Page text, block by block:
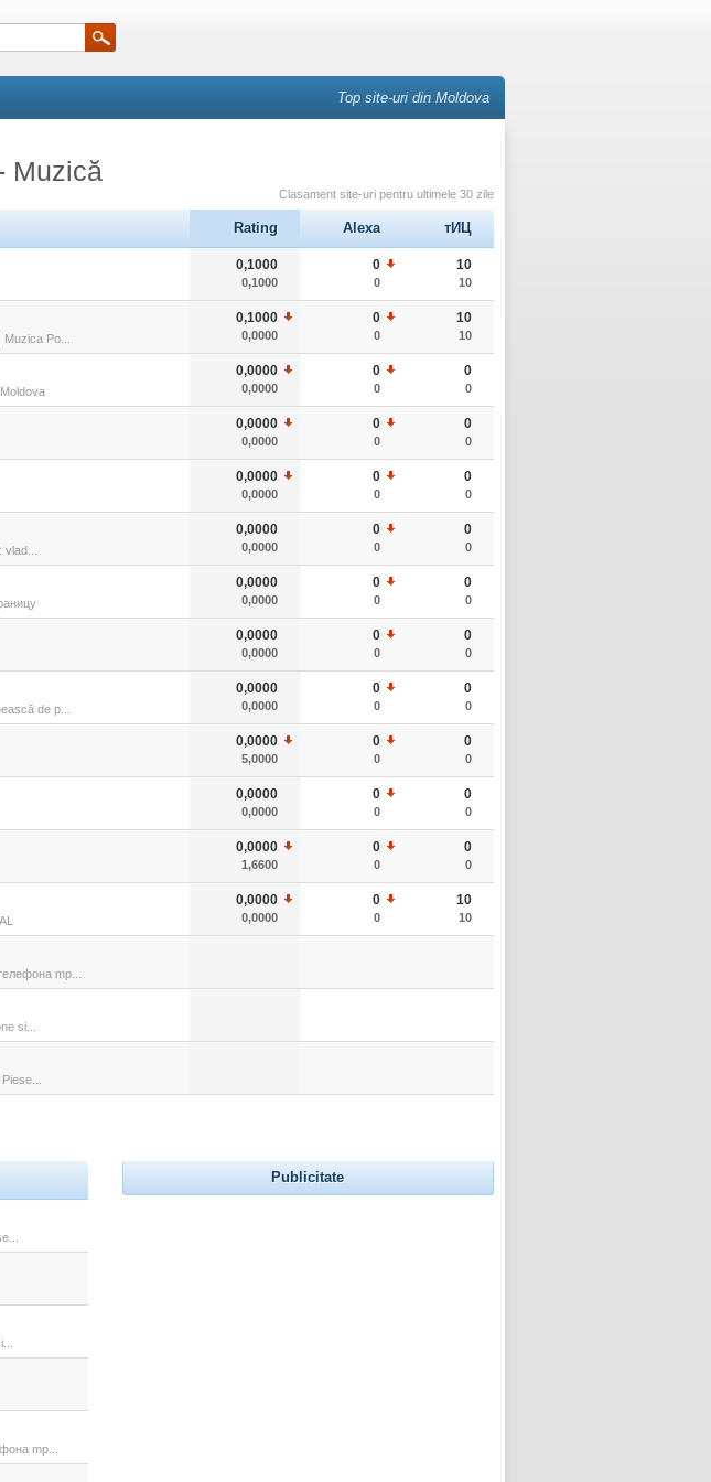
Top site-uri din Moldova
Muzică
Clasament site-uri pentru ultimele 30 zile
Rating Alexa тИЦ
0,1000
0,1000
0
0
10
10
Po...
0,1000
0,0000
0
0
10
10
0,0000
0,0000
0
0
0
0
0,0000
0,0000
0
0
0
0
0,0000
0,0000
0
0
0
0
0,0000
0,0000
0
0
0
0
0,0000
0,0000
0
0
0
0
0,0000
0,0000
0
0
0
0
de p...
0,0000
0,0000
0
0
0
0
0,0000
5,0000
0
0
0
0
0,0000
0,0000
0
0
0
0
0,0000
1,6600
0
0
0
0
0,0000
0,0000
0
0
10
10
mp...
si...
mp...
Publicitate